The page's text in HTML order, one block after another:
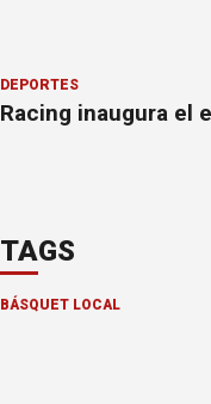
DEPORTES
Racing inaugura el
TAGS
BÁSQUET LOCAL